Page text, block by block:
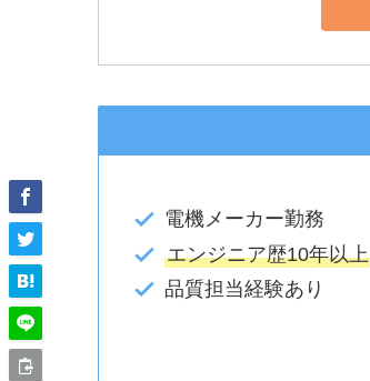
電機メーカー勤務
エンジニア歴10年以上
品質担当経験あり